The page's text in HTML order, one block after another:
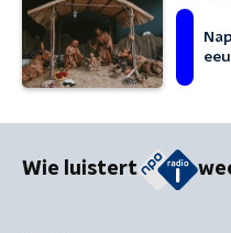
Wie luistert